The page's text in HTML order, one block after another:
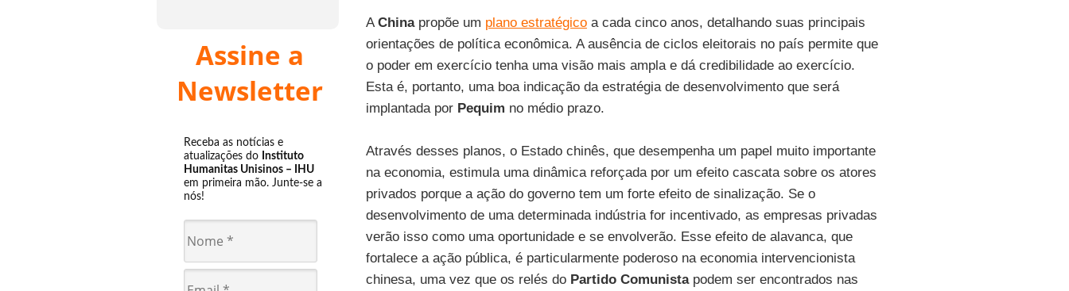
Assine a
Newsletter
Receba as notícias e
atualizações do Instituto
Humanitas Unisinos – IHU
em primeira mão. Junte-se a
nós!
AChinapropõe um plano estratégicoa cada cinco anos, detalhando suas principais
orientações de política econômica. A ausência de ciclos eleitorais no país permite que
o poder em exercício tenha uma visão mais ampla e dá credibilidade ao exercício.
Esta é, portanto, uma boa indicação da estratégia de desenvolvimento que será
implantada por Pequim no médio prazo.
Através desses planos, o Estado chinês, que desempenha um papel muito importante
na economia, estimula uma dinâmica reforçada por um efeito cascata sobre os atores
privados porque a ação do governo tem um forte efeito de sinalização. Se o
desenvolvimento de uma determinada indústria for incentivado, as empresas privadas
verão isso como uma oportunidade e se envolverão. Esse efeito de alavanca, que
fortalece a ação pública, é particularmente poderoso na economia intervencionista
chinesa, uma vez que os relés do Partido Comunistapodem ser encontrados nas